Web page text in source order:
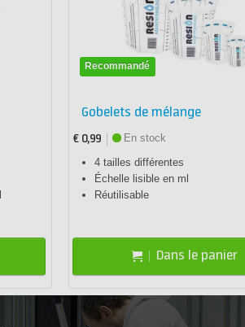
Recommandé
Gobelets de mélange
€ 0,99
En stock
4 tailles différentes
Échelle lisible en ml
Réutilisable
Dans le panier